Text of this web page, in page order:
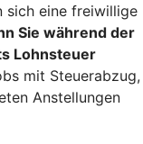
sich eine freiwillige
Sie während der
Lohnsteuer
mit Steuerabzug,
Anstellungen